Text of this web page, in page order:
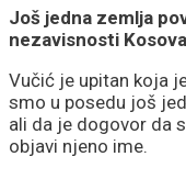
Još jedna zemlja
nezavisnosti Kosova
Vučić je upitan koja
smo u posedu još
ali da je dogovor da
objavi njeno ime.